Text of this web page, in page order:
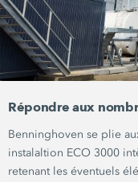
Répondre aux
Benninghoven se plie
instalaltion ECO 3000
retenant les éventuels